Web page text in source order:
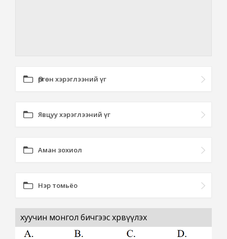
Өргөн хэрэглээний үг
Явцуу хэрэглээний үг
Аман зохиол
Нэр томьёо
хуучин монгол бичгээс хөрвүүлэх